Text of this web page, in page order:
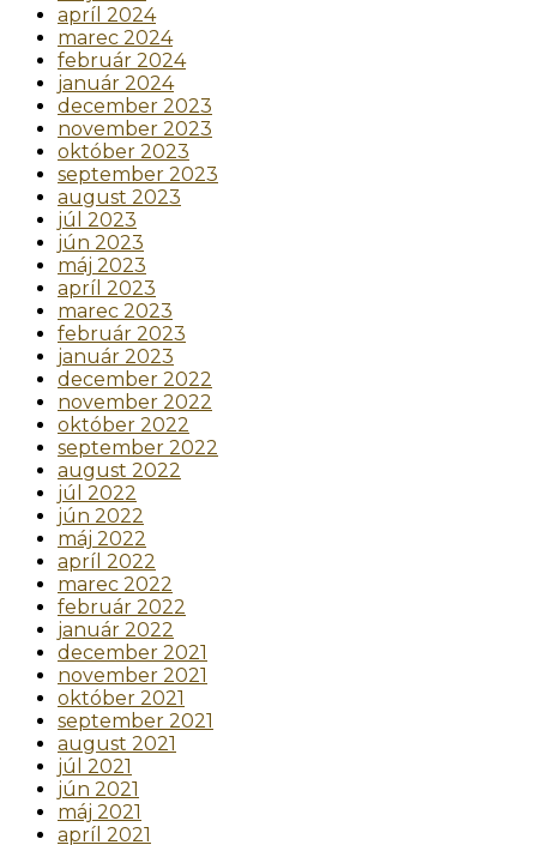
apríl 2024
marec 2024
február 2024
január 2024
december 2023
november 2023
október 2023
september 2023
august 2023
júl 2023
jún 2023
máj 2023
apríl 2023
marec 2023
február 2023
január 2023
december 2022
november 2022
október 2022
september 2022
august 2022
júl 2022
jún 2022
máj 2022
apríl 2022
marec 2022
február 2022
január 2022
december 2021
november 2021
október 2021
september 2021
august 2021
júl 2021
jún 2021
máj 2021
apríl 2021